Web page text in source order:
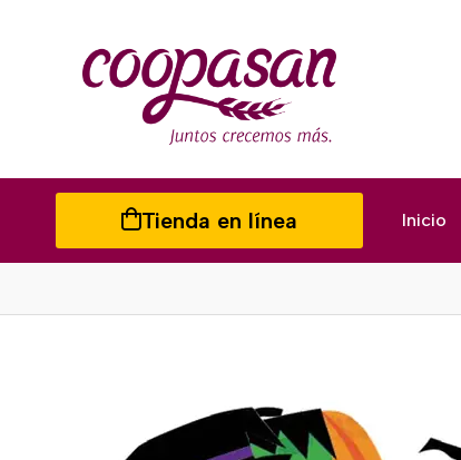
Tienda en línea Inicio